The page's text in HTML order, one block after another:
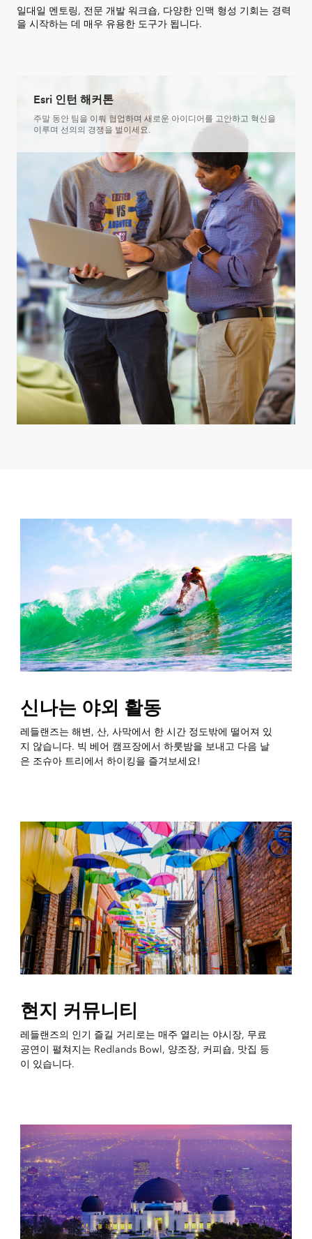
일대일 멘토링, 전문 개발 워크숍, 다양한 인맥 형성 기회는 경력
을 시작하는 데 매우 유용한 도구가 됩니다.
Esri 인턴 해커톤
주말 동안 팀을 이뤄 협업하며 새로운 아이디어를 고안하고 혁신을
이루며 선의의 경쟁을 벌이세요.
신나는 야외 활동
레들랜즈는 해변, 산, 사막에서 한 시간 정도밖에 떨어져 있
지 않습니다. 빅 베어 캠프장에서 하룻밤을 보내고 다음 날
은 조슈아 트리에서 하이킹을 즐겨보세요!
현지 커뮤니티
레들랜즈의 인기 즐길 거리로는 매주 열리는 야시장, 무료
공연이 펼쳐지는 Redlands Bowl, 양조장, 커피숍, 맛집 등
이 있습니다.